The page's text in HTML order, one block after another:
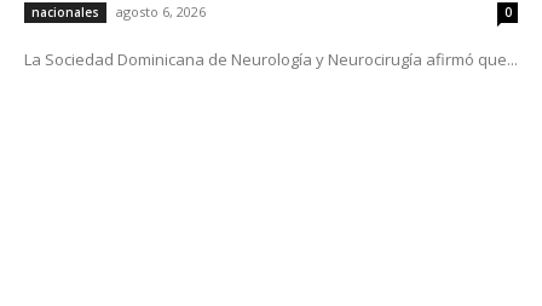
nacionales agosto 6, 2026 0
La Sociedad Dominicana de Neurología y Neurocirugía afirmó que...